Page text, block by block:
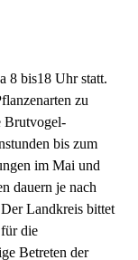
8 bis18 Uhr statt.
zu
Brutvogel-
bis zum
im Mai und
dauern je nach
Landkreis bittet
die
Betreten der